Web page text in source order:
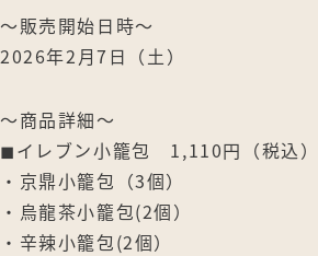
〜販売開始日時〜
2026年2月7日（土）
〜商品詳細〜
◼︎イレブン小籠包 1,110円（税込）
・京鼎小籠包（3個）
・烏龍茶小籠包(2個）
・辛辣小籠包(2個）